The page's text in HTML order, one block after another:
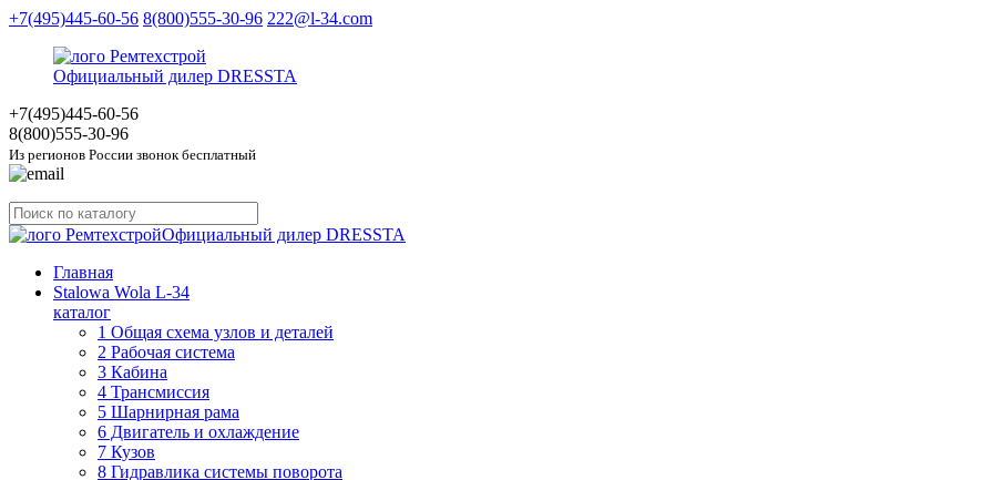
+7(495)445-60-56 8(800)555-30-96 222@l-34.com
Официальный дилер DRESSTA
+7(495)445-60-56
8(800)555-30-96
Из регионов России звонок бесплатный
Официальный дилер DRESSTA
Главная
Stalowa Wola L-34
каталог
1 Общая схема узлов и деталей
2 Рабочая система
3 Кабина
4 Трансмиссия
5 Шарнирная рама
6 Двигатель и охлаждение
7 Кузов
8 Гидравлика системы поворота